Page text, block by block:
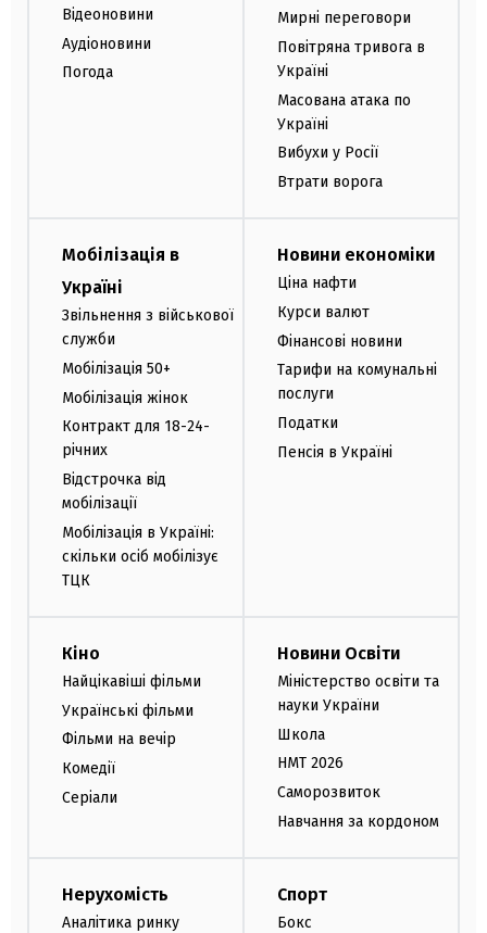
Відеоновини
Аудіоновини
Погода
Мирні переговори
Повітряна тривога в
Україні
Масована атака по
Україні
Вибухи у Росії
Втрати ворога
Мобілізація в
Україні
Звільнення з військової
служби
Мобілізація 50+
Мобілізація жінок
Контракт для 18-24-
річних
Відстрочка від
мобілізації
Мобілізація в Україні:
скільки осіб мобілізує
ТЦК
Новини економіки
Ціна нафти
Курси валют
Фінансові новини
Тарифи на комунальні
послуги
Податки
Пенсія в Україні
Кіно
Найцікавіші фільми
Українські фільми
Фільми на вечір
Комедії
Серіали
Новини Освіти
Міністерство освіти та
науки України
Школа
НМТ 2026
Саморозвиток
Навчання за кордоном
Нерухомість
Аналітика ринку
Спорт
Бокс